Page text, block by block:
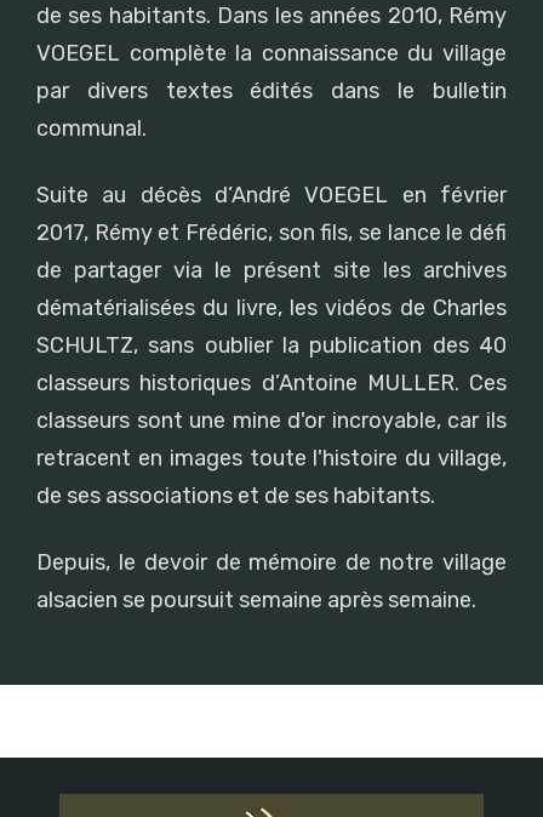
de ses habitants. Dans les années 2010, Rémy
VOEGEL complète la connaissance du village
par divers textes édités dans le bulletin
communal.
Suite au décès d’André VOEGEL en février
2017, Rémy et Frédéric, son fils, se lance le défi
de partager via le présent site les archives
dématérialisées du livre, les vidéos de Charles
SCHULTZ, sans oublier la publication des 40
classeurs historiques d’Antoine MULLER. Ces
classeurs sont une mine d'or incroyable, car ils
retracent en images toute l'histoire du village,
de ses associations et de ses habitants.
Depuis, le devoir de mémoire de notre village
alsacien se poursuit semaine après semaine.